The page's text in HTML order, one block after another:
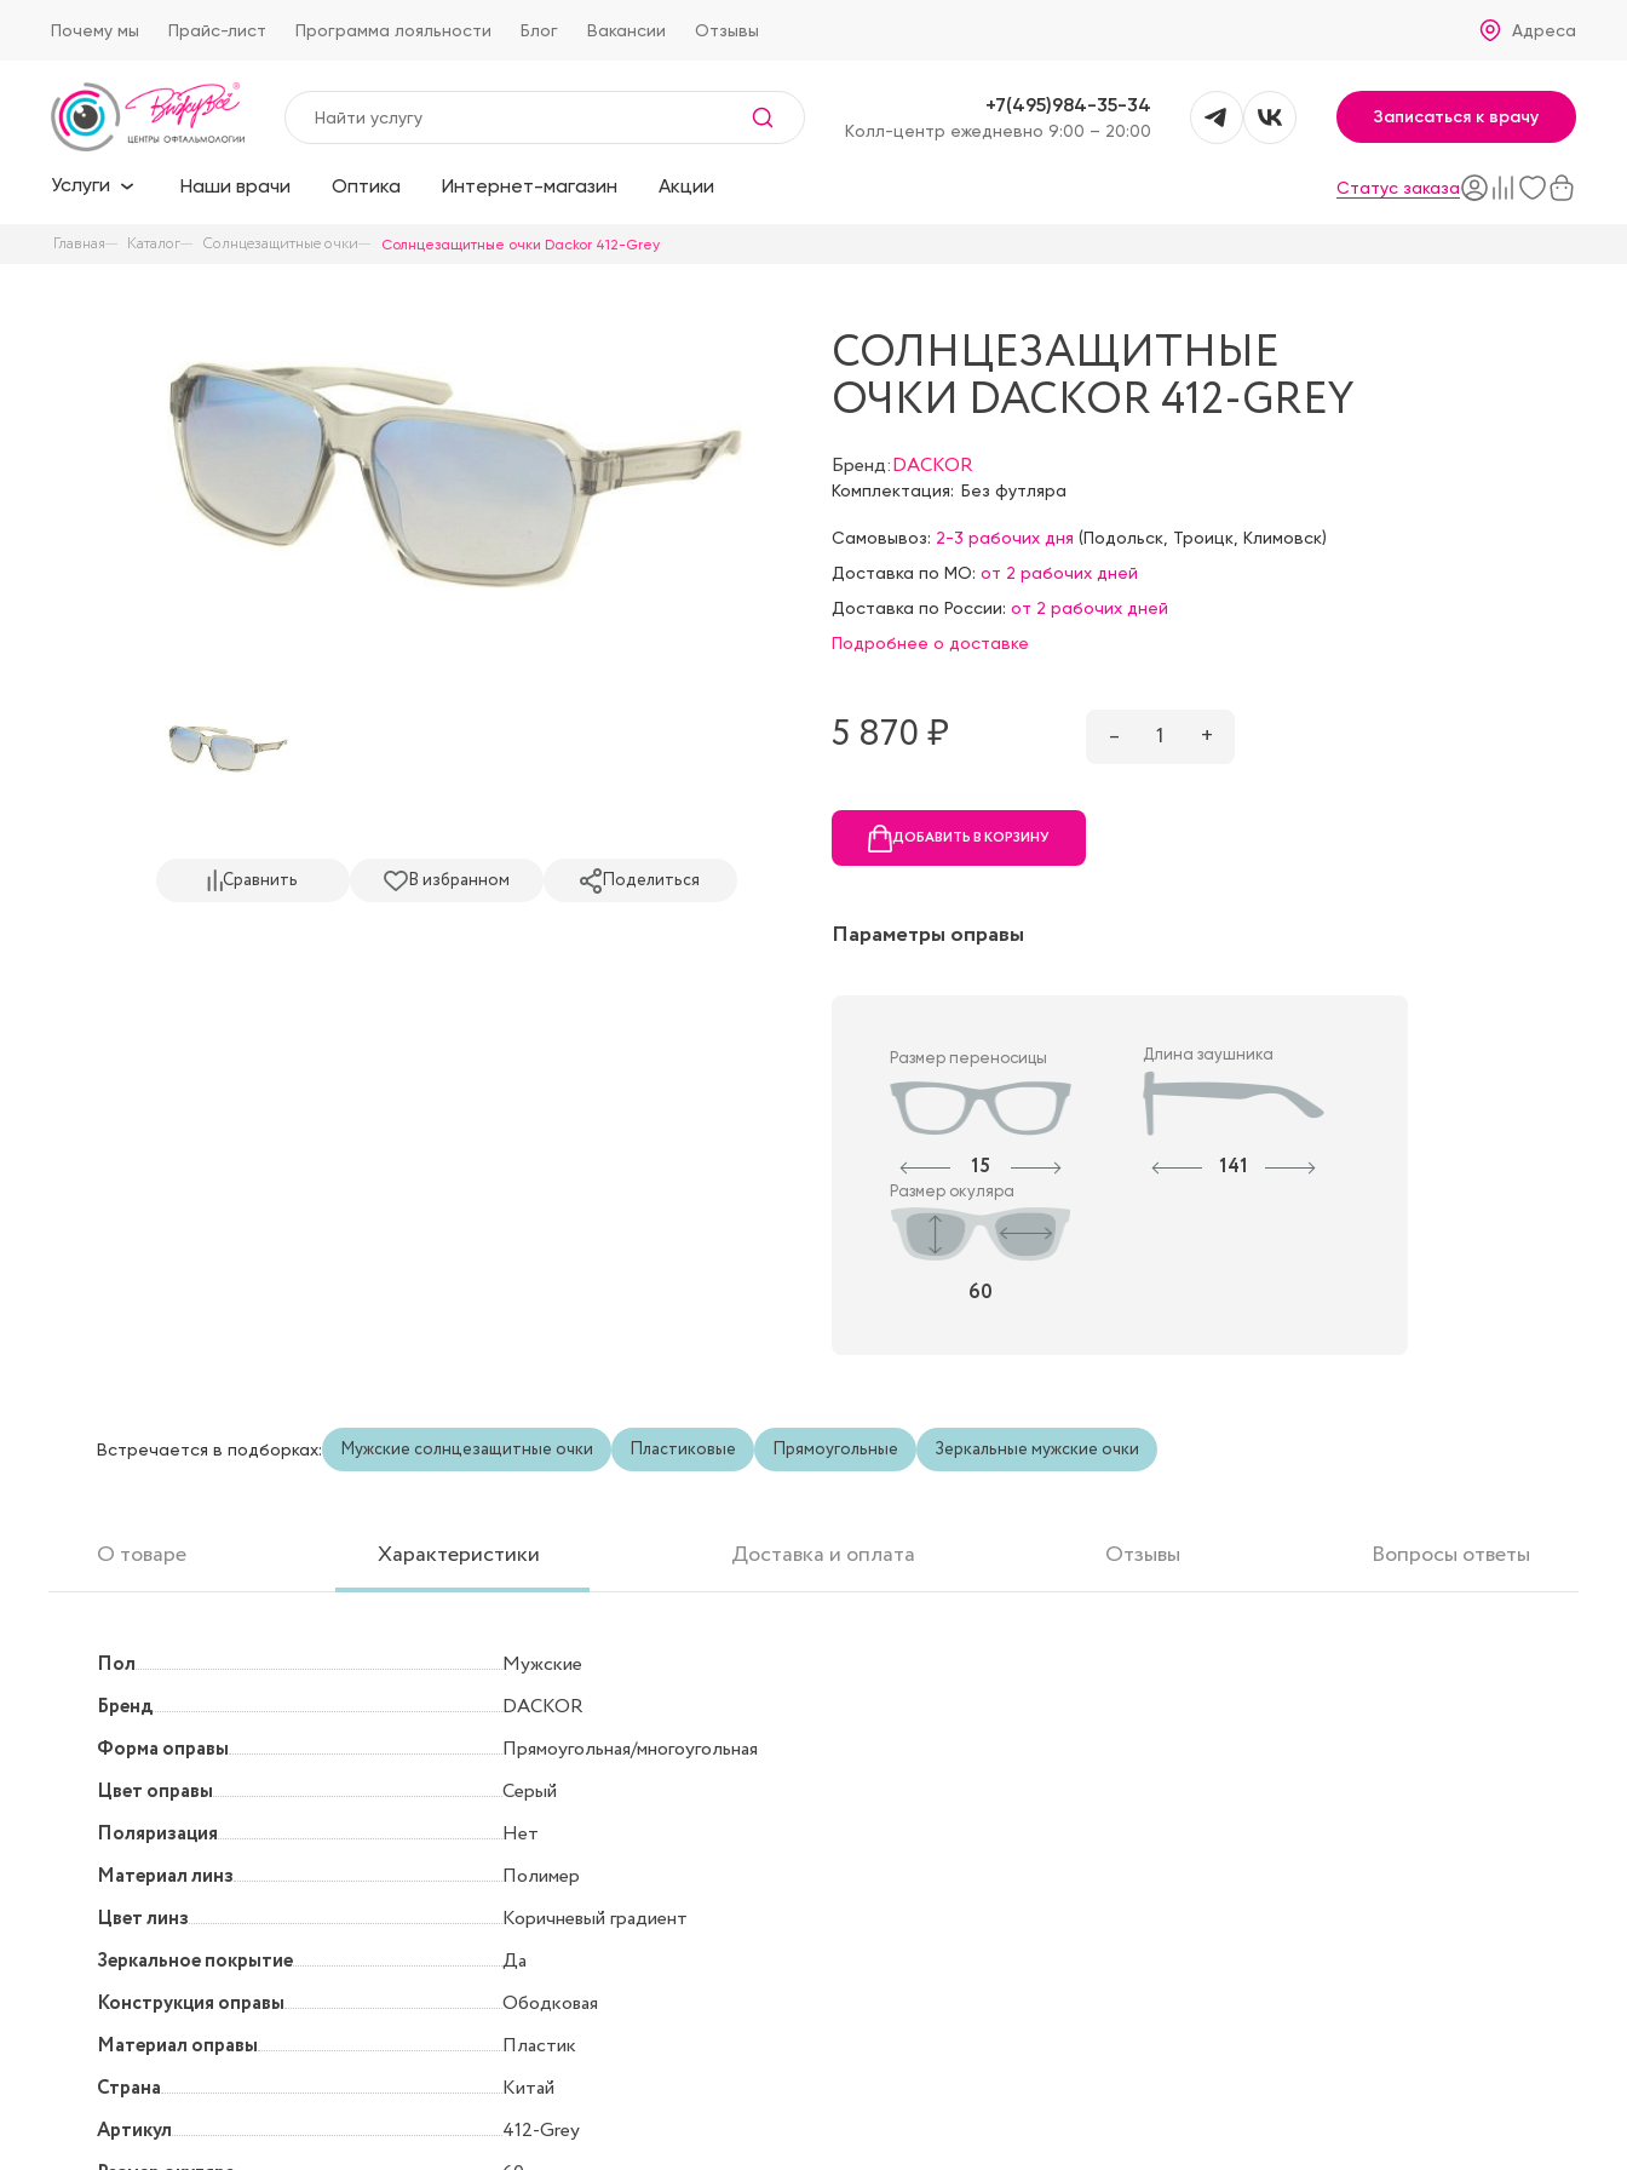
Почему мы Прайс-лист Программа лояльности Блог Вакансии Отзывы Адреса
+7(495)984-35-34
Kолл-центр ежедневно 9:00 – 20:00
Записаться к врачу
Услуги Наши врачи Оптика Интернет-магазин Акции Статус заказа
Главная Каталог Солнцезащитные очки Солнцезащитные очки Dackor 412-Grey
Сравнить В избранном Поделиться
СОЛНЦЕЗАЩИТНЫЕ
ОЧКИ DACKOR 412-GREY
Бренд:DACKOR
Комплектация: Без футляра
Самовывоз: 2-3 рабочих дня (Подольск, Троицк, Климовск)
Доставка по МО: от 2 рабочих дней
Доставка по России: от 2 рабочих дней
Подробнее о доставке
5 870 ₷ – 1 +
ДОБАВИТЬ В КОРЗИНУ
Параметры оправы
Размер переносицы
15
Длина заушника
141
Размер окуляра
60
Встречается в подборках: Мужские солнцезащитные очки Пластиковые Прямоугольные Зеркальные мужские очки
О товаре Характеристики Доставка и оплата Отзывы Вопросы ответы
Пол
Мужские
Бренд
DACKOR
Форма оправы
Прямоугольная/многоугольная
Цвет оправы
Серый
Поляризация
Нет
Материал линз
Полимер
Цвет линз
Коричневый градиент
Зеркальное покрытие
Да
Конструкция оправы
Ободковая
Материал оправы
Пластик
Страна
Китай
Артикул
412-Grey